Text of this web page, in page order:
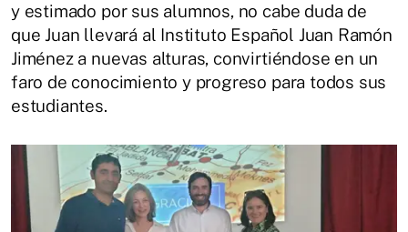
y estimado por sus alumnos, no cabe duda de
que Juan llevará al Instituto Español Juan Ramón
Jiménez a nuevas alturas, convirtiéndose en un
faro de conocimiento y progreso para todos sus
estudiantes.